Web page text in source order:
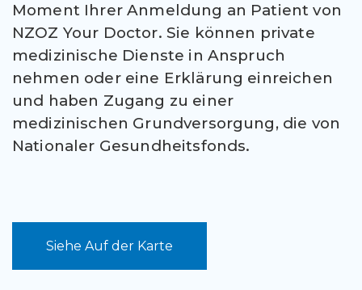
Moment Ihrer Anmeldung an Patient von
NZOZ Your Doctor. Sie können private
medizinische Dienste in Anspruch
nehmen oder eine Erklärung einreichen
und haben Zugang zu einer
medizinischen Grundversorgung, die von
Nationaler Gesundheitsfonds.
Siehe Auf der Karte